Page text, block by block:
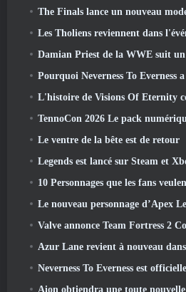
The Finals lance un nouveau mode sur le thème de la
Les Tholiens reviennent dans l'événement
Damian Priest de la WWE suit un entraînement à « The Loot Camp » dans la
Pourquoi Neverness To Everness a fait
L'histoire de Visions Of Eternity continue dans
TennoCon 2026 Le pack numérique et les produits
Le ventre de la bête est de retour
Legends est lancé sur Steam et
10 Personnages que les fans veulent dans le 2026 Liste des rivaux Marvel les
Le nouveau personnage d’Apex Legends est
Valve annonce Team Fortress 2 Concours de
Azur Lane revient à nouveau
Neverness To Everness est
Aion obtiendra une toute nouvelle classe dans la